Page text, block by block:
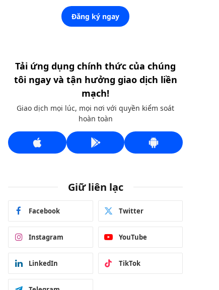
Đăng ký ngay
Tải ứng dụng chính thức của chúng
tôi ngay và tận hưởng giao dịch liền
mạch!
Giao dịch mọi lúc, mọi nơi với quyền kiểm soát
hoàn toàn
Giữ liên lạc
Facebook Twitter
Instagram YouTube
LinkedIn TikTok